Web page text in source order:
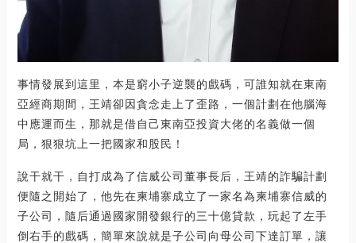
事情發展到這里，本是窮小子逆襲的戲碼，可誰知就在東南
亞經商期間，王靖卻因貪念走上了歪路，一個計劃在他腦海
中應運而生，那就是借自己東南亞投資大佬的名義做一個
局，狠狠坑上一把國家和股民！
說干就干，自打成為了信威公司董事長后，王靖的詐騙計劃
便隨之開始了，他先在柬埔寨成立了一家名為柬埔寨信威的
子公司，隨后通過國家開發銀行的三十億貸款，玩起了左手
倒右手的戲碼，簡單來說就是子公司向母公司下達訂單，讓